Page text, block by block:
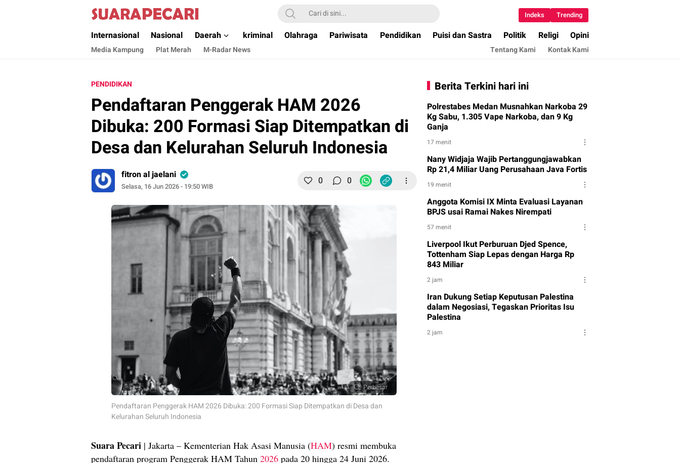
Suara Pecari
Suara Pencerahan Anak Negeri ( Berita Aktual & Terpercaya )
Indeks Trending
Internasional Nasional Daerah kriminal Olahraga Pariwisata Pendidikan Puisi dan Sastra Politik Religi Opini
Media Kampung Plat Merah M-Radar News Tentang Kami Kontak Kami
PENDIDIKAN
Pendaftaran Penggerak HAM 2026
Dibuka: 200 Formasi Siap Ditempatkan di
Desa dan Kelurahan Seluruh Indonesia
fitron al jaelani
Selasa, 16 Jun 2026 - 19:50 WIB 0 0
Perbesar
Pendaftaran Penggerak HAM 2026 Dibuka: 200 Formasi Siap Ditempatkan di Desa dan
Kelurahan Seluruh Indonesia
Suara Pecari | Jakarta – Kementerian Hak Asasi Manusia (HAM) resmi membuka
pendaftaran program Penggerak HAM Tahun 2026 pada 20 hingga 24 Juni 2026.
Berita Terkini hari ini
Polrestabes Medan Musnahkan Narkoba 29
Kg Sabu, 1.305 Vape Narkoba, dan 9 Kg
Ganja
17 menit
Nany Widjaja Wajib Pertanggungjawabkan
Rp 21,4 Miliar Uang Perusahaan Java Fortis
19 menit
Anggota Komisi IX Minta Evaluasi Layanan
BPJS usai Ramai Nakes Nirempati
57 menit
Liverpool Ikut Perburuan Djed Spence,
Tottenham Siap Lepas dengan Harga Rp
843 Miliar
2 jam
Iran Dukung Setiap Keputusan Palestina
dalam Negosiasi, Tegaskan Prioritas Isu
Palestina
2 jam